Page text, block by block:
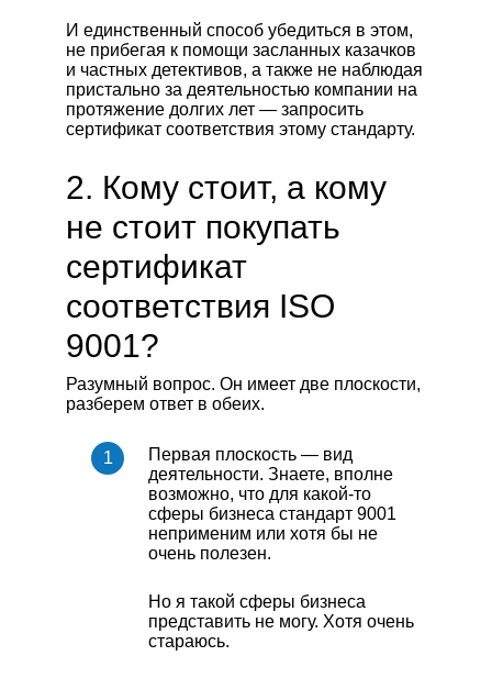
И единственный способ убедиться в этом,
не прибегая к помощи засланных казачков
и частных детективов, а также не наблюдая
пристально за деятельностью компании на
протяжение долгих лет — запросить
сертификат соответствия этому стандарту.
2. Кому стоит, а кому
не стоит покупать
сертификат
соответствия ISO
9001?
Разумный вопрос. Он имеет две плоскости,
разберем ответ в обеих.
Первая плоскость — вид
деятельности. Знаете, вполне
возможно, что для какой-то
сферы бизнеса стандарт 9001
неприменим или хотя бы не
очень полезен.
Но я такой сферы бизнеса
представить не могу. Хотя очень
стараюсь.